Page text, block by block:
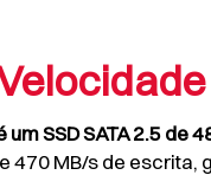
um SSD SATA 2.5 de
470 MB/s de